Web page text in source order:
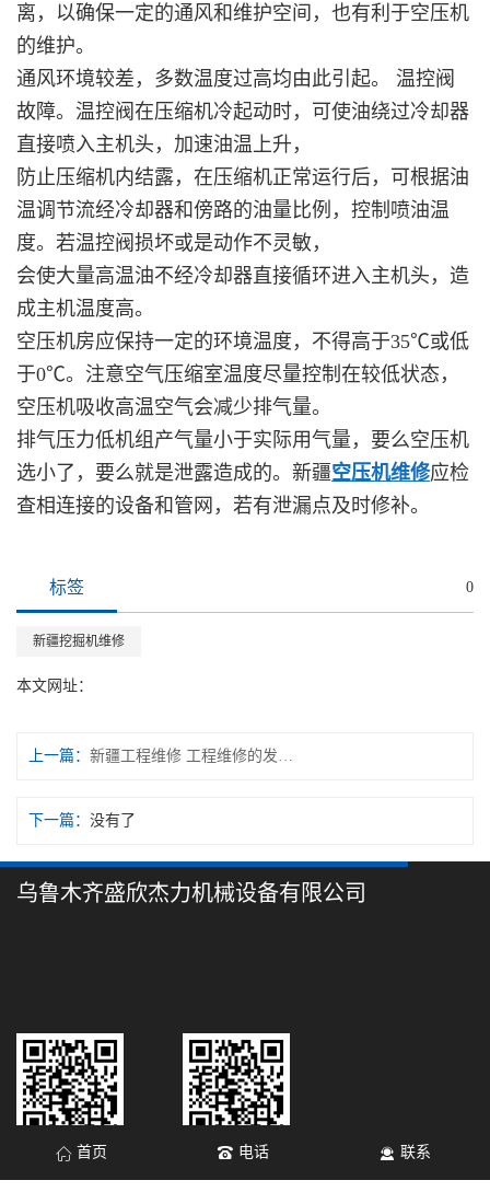
离，以确保一定的通风和维护空间，也有利于空压机
的维护。
通风环境较差，多数温度过高均由此引起。 温控阀
故障。温控阀在压缩机冷起动时，可使油绕过冷却器
直接喷入主机头，加速油温上升，
防止压缩机内结露，在压缩机正常运行后，可根据油
温调节流经冷却器和傍路的油量比例，控制喷油温
度。若温控阀损坏或是动作不灵敏，
会使大量高温油不经冷却器直接循环进入主机头，造
成主机温度高。
空压机房应保持一定的环境温度，不得高于35℃或低
于0℃。注意空气压缩室温度尽量控制在较低状态，
空压机吸收高温空气会减少排气量。
排气压力低机组产气量小于实际用气量，要么空压机
选小了，要么就是泄露造成的。新疆空压机维修应检
查相连接的设备和管网，若有泄漏点及时修补。
标签 0
新疆挖掘机维修
本文网址：
上一篇：
下一篇： 没有了
乌鲁木齐盛欣杰力机械设备有限公司
微信 扫一扫 手机官网
首页 电话 联系